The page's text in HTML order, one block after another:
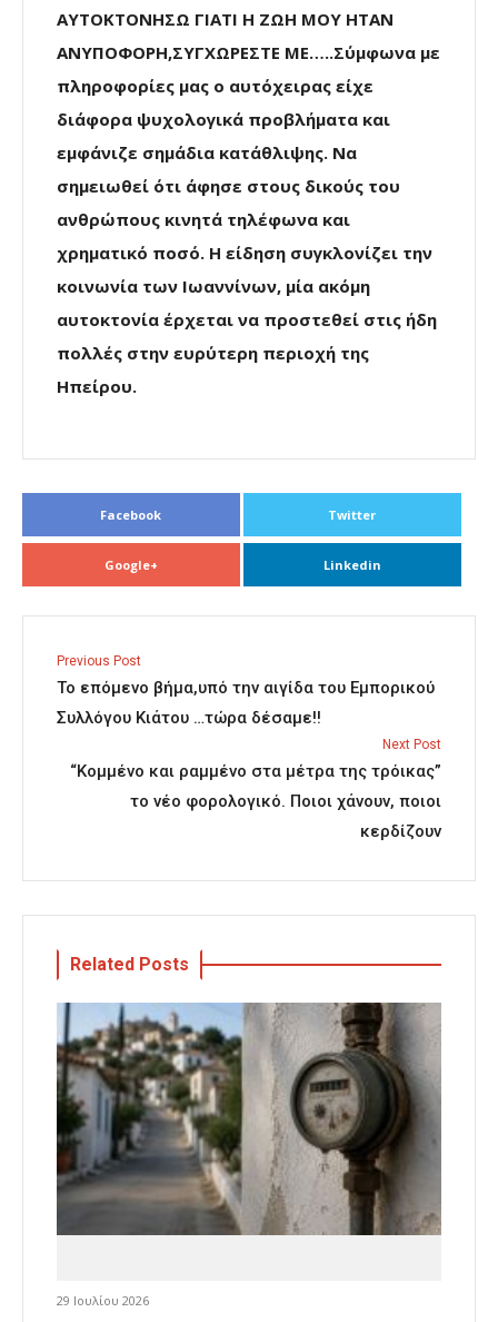
ΑΥΤΟΚΤΟΝΗΣΩ ΓΙΑΤΙ Η ΖΩΗ ΜΟΥ ΗΤΑΝ
ΑΝΥΠΟΦΟΡΗ,ΣΥΓΧΩΡΕΣΤΕ ΜΕ…..Σύμφωνα με
πληροφορίες μας ο αυτόχειρας είχε
διάφορα ψυχολογικά προβλήματα και
εμφάνιζε σημάδια κατάθλιψης. Να
σημειωθεί ότι άφησε στους δικούς του
ανθρώπους κινητά τηλέφωνα και
χρηματικό ποσό. Η είδηση συγκλονίζει την
κοινωνία των Ιωαννίνων, μία ακόμη
αυτοκτονία έρχεται να προστεθεί στις ήδη
πολλές στην ευρύτερη περιοχή της
Ηπείρου.
Facebook Twitter
Google+ Linkedin
Previous Post
Το επόμενο βήμα,υπό την αιγίδα του Εμπορικού
Συλλόγου Κιάτου …τώρα δέσαμε!!
Next Post
“Κομμένο και ραμμένο στα μέτρα της τρόικας”
το νέο φορολογικό. Ποιοι χάνουν, ποιοι
κερδίζουν
Related Posts
29 Ιουλίου 2026